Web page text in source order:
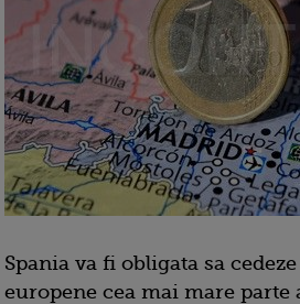
Spania va fi obligata sa
europene cea mai mare